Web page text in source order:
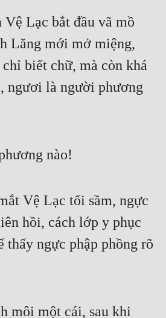
Lạc bắt đầu vã mồ
Lăng mới mở miệng,
biết chữ, mà còn khá
ngươi là người phương
nào!
Vệ Lạc tối sầm, ngực
hồi, cách lớp y phục
thấy ngực phập phồng rõ
môi một cái, sau khi